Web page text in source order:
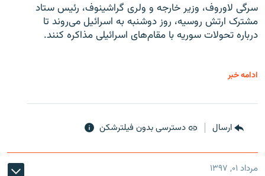
سرگی لاوروف، وزیر خارجه و ولری گراشینوف، رئیس ستاد
مشترک ارتش روسیه، روز دوشنبه به اسرائیل می‌روند تا
درباره تحولات سوریه با مقام‌های اسرائیلی مذاکره کنند.
ادامه خبر
ارسال دسترسی بدون فیلترشکن
مرداد ۰۱, ۱۳۹۷